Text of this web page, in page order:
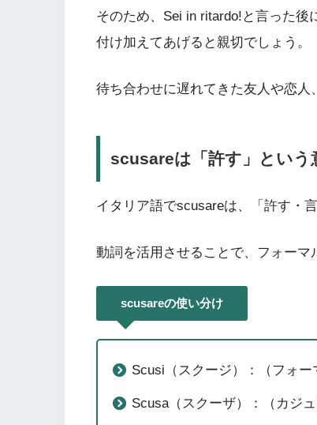
そのため、Sei in ritardo!と言った後
付け加えてあげると親切でしょう。
待ち合わせに遅れてきた友人や恋人
scusareは「許す」という
イタリア語でscusareは、「許す・
動詞を活用させることで、フォーマ
scusareの使い分け
Scusi（スクージ）：（フォー
Scusa（スクーザ）：（カジ